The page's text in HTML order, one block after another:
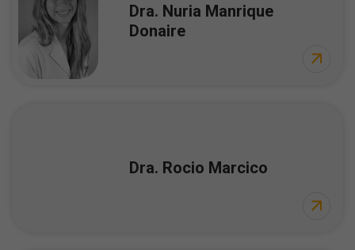
Dra. Nuria Manrique
Donaire
Dra. Rocio Marcico